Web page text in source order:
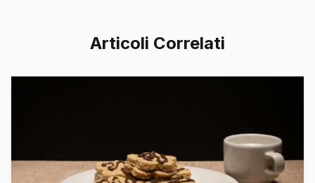
Articoli Correlati